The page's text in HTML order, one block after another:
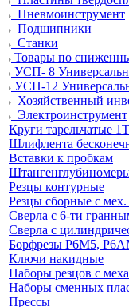
Пневмоинструмент
Подшипники
Станки
Товары по
УСП- 8
УСП-12
Хозяйственный
Электроинструмент
Круги тарельчатые
Шлифлента
Вставки к пробкам
Резцы контурные
Резцы сборные с мех.
Сверла с 6-ти
Сверла с
Борфрезы Р6М5,
Ключи накидные
Наборы резцов с
Наборы сменных
Прессы